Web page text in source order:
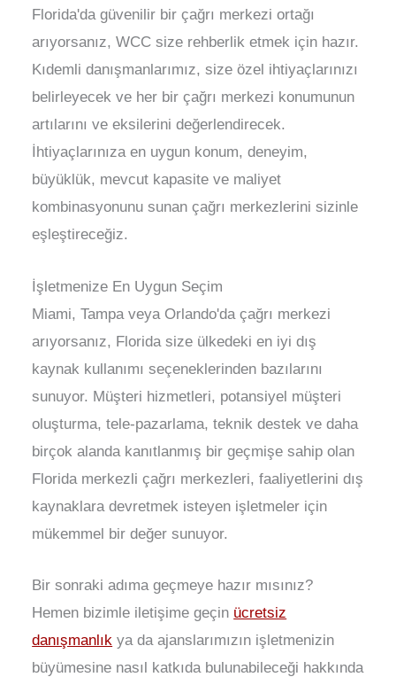
Florida'da güvenilir bir çağrı merkezi ortağı
arıyorsanız, WCC size rehberlik etmek için hazır.
Kıdemli danışmanlarımız, size özel ihtiyaçlarınızı
belirleyecek ve her bir çağrı merkezi konumunun
artılarını ve eksilerini değerlendirecek.
İhtiyaçlarınıza en uygun konum, deneyim,
büyüklük, mevcut kapasite ve maliyet
kombinasyonunu sunan çağrı merkezlerini sizinle
eşleştireceğiz.
İşletmenize En Uygun Seçim
Miami, Tampa veya Orlando'da çağrı merkezi
arıyorsanız, Florida size ülkedeki en iyi dış
kaynak kullanımı seçeneklerinden bazılarını
sunuyor. Müşteri hizmetleri, potansiyel müşteri
oluşturma, tele-pazarlama, teknik destek ve daha
birçok alanda kanıtlanmış bir geçmişe sahip olan
Florida merkezli çağrı merkezleri, faaliyetlerini dış
kaynaklara devretmek isteyen işletmeler için
mükemmel bir değer sunuyor.
Bir sonraki adıma geçmeye hazır mısınız?
Hemen bizimle iletişime geçin ücretsiz
danışmanlık ya da ajanslarımızın işletmenizin
büyümesine nasıl katkıda bulunabileceği hakkında